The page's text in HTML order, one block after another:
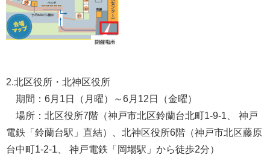
2.北区役所・北神区役所
期間：6月1日（月曜）～6月12日（金曜）
場所：北区役所7階（神戸市北区鈴蘭台北町1-9-1、 神戸
電鉄「鈴蘭台駅」直結）、北神区役所6階（神戸市北区藤原
台中町1-2-1、 神戸電鉄「岡場駅」から徒歩2分）